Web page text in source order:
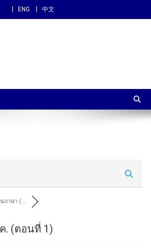
ENG 中文
ตกรรมการเรียนรู้
ภาษา (...
. (ตอนที่ 1)